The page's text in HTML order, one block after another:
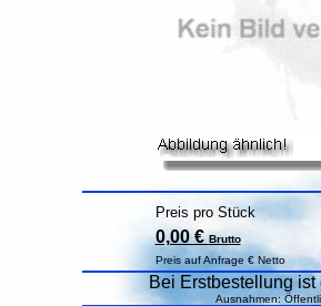
Preis pro Stück
0,00 €Brutto
Preis auf Anfrage € Netto
Bei Erstbestellung
Ausnahmen: